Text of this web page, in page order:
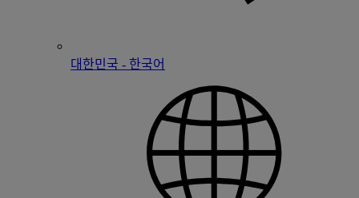
대한민국 - 한국어